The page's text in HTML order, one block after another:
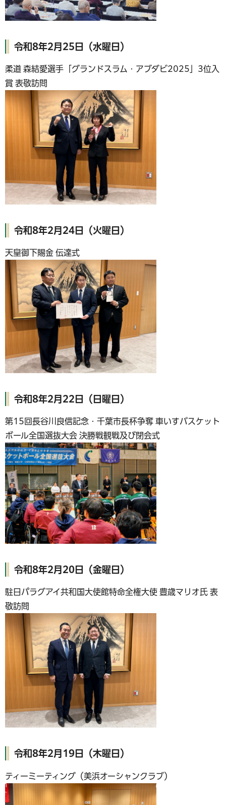
令和8年2月25日（水曜日）
柔道 森結愛選手「グランドスラム・アブダビ2025」3位入
賞 表敬訪問
令和8年2月24日（火曜日）
天皇御下賜金 伝達式
令和8年2月22日（日曜日）
第15回長谷川良信記念・千葉市長杯争奪 車いすバスケット
ボール全国選抜大会 決勝戦観戦及び閉会式
令和8年2月20日（金曜日）
駐日パラグアイ共和国大使館特命全権大使 豊歳マリオ氏 表
敬訪問
令和8年2月19日（木曜日）
ティーミーティング（美浜オーシャンクラブ）